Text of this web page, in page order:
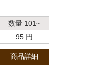
数量 101~
95 円
商品詳細